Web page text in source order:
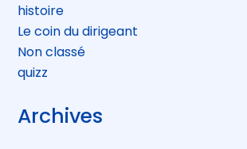
histoire
Le coin du dirigeant
Non classé
quizz
Archives